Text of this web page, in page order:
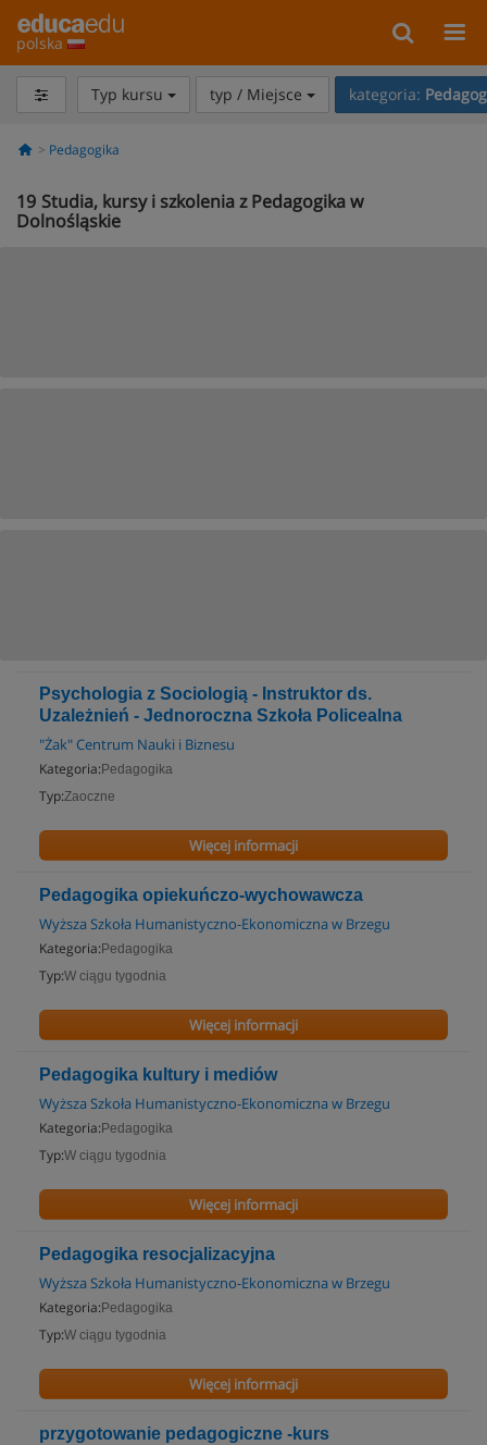
polska
Typ kursu typ / Miejsce kategoria:
Pedagogika
19 Studia, kursy i szkolenia z Pedagogika w
Dolnośląskie
Psychologia z Sociologią - Instruktor ds.
Uzależnień - Jednoroczna Szkoła Policealna
"Żak" Centrum Nauki i Biznesu
Kategoria: Pedagogika
Typ:Zaoczne
Więcej informacji
Pedagogika opiekuńczo-wychowawcza
Wyższa Szkoła Humanistyczno-Ekonomiczna w Brzegu
Kategoria: Pedagogika
Typ:W ciągu tygodnia
Więcej informacji
Pedagogika kultury i mediów
Wyższa Szkoła Humanistyczno-Ekonomiczna w Brzegu
Kategoria: Pedagogika
Typ:W ciągu tygodnia
Więcej informacji
Pedagogika resocjalizacyjna
Wyższa Szkoła Humanistyczno-Ekonomiczna w Brzegu
Kategoria: Pedagogika
Typ:W ciągu tygodnia
Więcej informacji
przygotowanie pedagogiczne -kurs